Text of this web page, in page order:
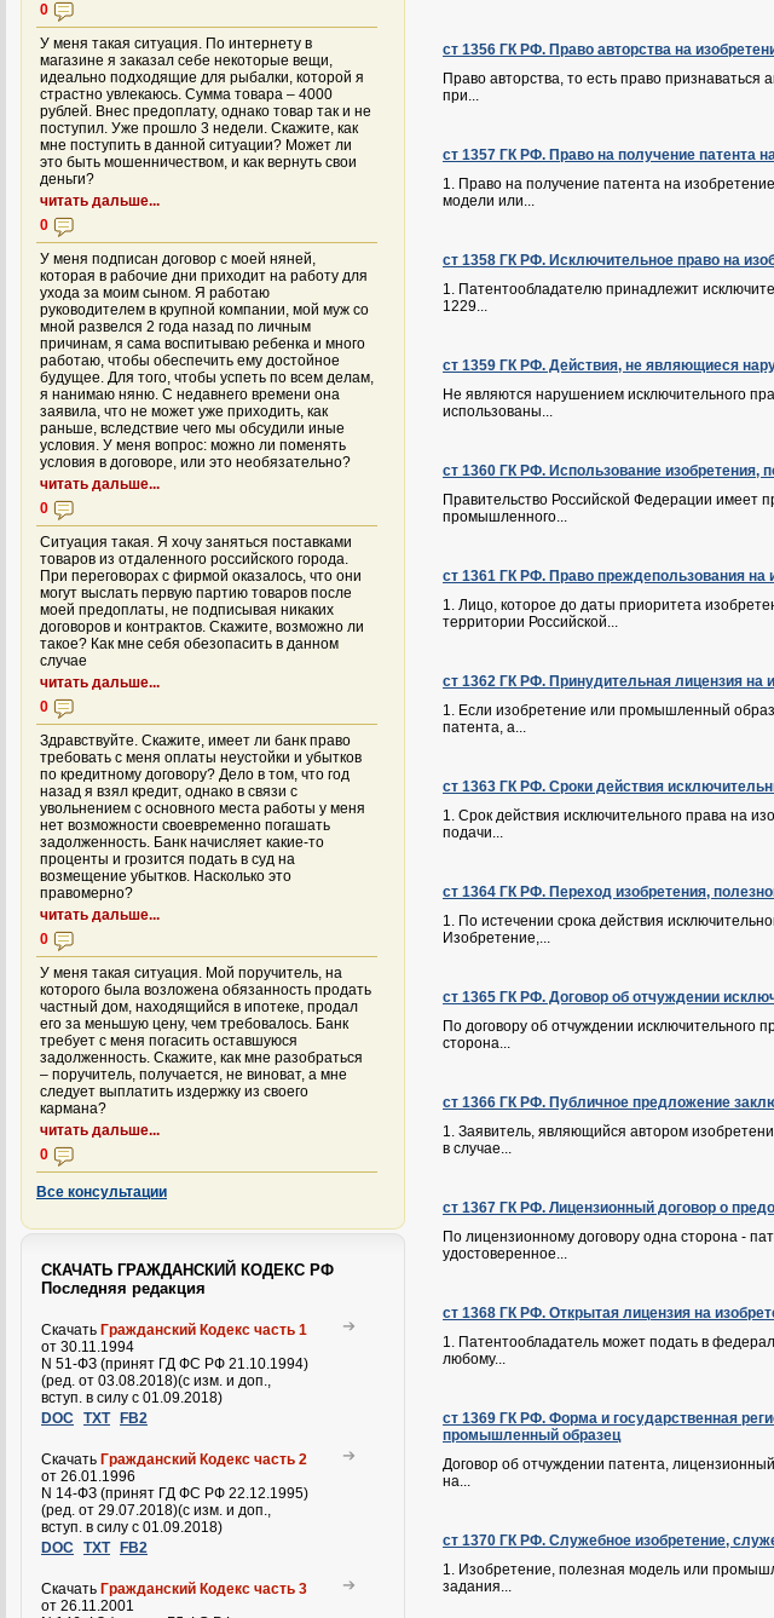
ст 1356 ГК РФ. Право авторства на
Право авторства, то есть право
при...
ст 1357 ГК РФ. Право на получение патента
1. Право на получение патента на
модели или...
ст 1358 ГК РФ. Исключительное право на
1. Патентообладателю принадлежит
1229...
ст 1359 ГК РФ. Действия, не являющиеся
Не являются нарушением исключительного
использованы...
ст 1360 ГК РФ. Использование изобретения,
Правительство Российской Федерации имеет
промышленного...
ст 1361 ГК РФ. Право преждепользования
1. Лицо, которое до даты приоритета
территории Российской...
ст 1362 ГК РФ. Принудительная лицензия
1. Если изобретение или промышленный
патента, а...
ст 1363 ГК РФ. Сроки действия
1. Срок действия исключительного права на
подачи...
ст 1364 ГК РФ. Переход изобретения,
1. По истечении срока действия
Изобретение,...
ст 1365 ГК РФ. Договор об отчуждении
По договору об отчуждении
сторона...
ст 1366 ГК РФ. Публичное предложение
1. Заявитель, являющийся автором
в случае...
ст 1367 ГК РФ. Лицензионный договор о
По лицензионному договору одна сторона -
удостоверенное...
ст 1368 ГК РФ. Открытая лицензия на
1. Патентообладатель может подать в
любому...
ст 1369 ГК РФ. Форма и государственная
промышленный образец
Договор об отчуждении патента,
на...
ст 1370 ГК РФ. Служебное изобретение,
1. Изобретение, полезная модель или
задания...
0
У меня такая ситуация. По интернету в
магазине я заказал себе некоторые вещи,
идеально подходящие для рыбалки, которой я
страстно увлекаюсь. Сумма товара – 4000
рублей. Внес предоплату, однако товар так и не
поступил. Уже прошло 3 недели. Скажите, как
мне поступить в данной ситуации? Может ли
это быть мошенничеством, и как вернуть свои
деньги?
читать дальше...
0
У меня подписан договор с моей няней,
которая в рабочие дни приходит на работу для
ухода за моим сыном. Я работаю
руководителем в крупной компании, мой муж со
мной развелся 2 года назад по личным
причинам, я сама воспитываю ребенка и много
работаю, чтобы обеспечить ему достойное
будущее. Для того, чтобы успеть по всем делам,
я нанимаю няню. С недавнего времени она
заявила, что не может уже приходить, как
раньше, вследствие чего мы обсудили иные
условия. У меня вопрос: можно ли поменять
условия в договоре, или это необязательно?
читать дальше...
0
Ситуация такая. Я хочу заняться поставками
товаров из отдаленного российского города.
При переговорах с фирмой оказалось, что они
могут выслать первую партию товаров после
моей предоплаты, не подписывая никаких
договоров и контрактов. Скажите, возможно ли
такое? Как мне себя обезопасить в данном
случае
читать дальше...
0
Здравствуйте. Скажите, имеет ли банк право
требовать с меня оплаты неустойки и убытков
по кредитному договору? Дело в том, что год
назад я взял кредит, однако в связи с
увольнением с основного места работы у меня
нет возможности своевременно погашать
задолженность. Банк начисляет какие-то
проценты и грозится подать в суд на
возмещение убытков. Насколько это
правомерно?
читать дальше...
0
У меня такая ситуация. Мой поручитель, на
которого была возложена обязанность продать
частный дом, находящийся в ипотеке, продал
его за меньшую цену, чем требовалось. Банк
требует с меня погасить оставшуюся
задолженность. Скажите, как мне разобраться
– поручитель, получается, не виноват, а мне
следует выплатить издержку из своего
кармана?
читать дальше...
0
Все консультации
СКАЧАТЬ ГРАЖДАНСКИЙ КОДЕКС РФ
Последняя редакция
Скачать Гражданский Кодекс часть 1
от 30.11.1994
N 51-ФЗ (принят ГД ФС РФ 21.10.1994)
(ред. от 03.08.2018)(с изм. и доп.,
вступ. в силу с 01.09.2018)
DOC TXT FB2
Скачать Гражданский Кодекс часть 2
от 26.01.1996
N 14-ФЗ (принят ГД ФС РФ 22.12.1995)
(ред. от 29.07.2018)(с изм. и доп.,
вступ. в силу с 01.09.2018)
DOC TXT FB2
Скачать Гражданский Кодекс часть 3
от 26.11.2001